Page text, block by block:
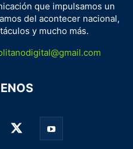
que impulsamos un
del acontecer nacional,
y mucho más.